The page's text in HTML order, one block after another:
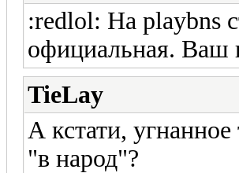
:redlol: На playbns
официальная. Ваш
TieLay
А кстати,
"в народ"?